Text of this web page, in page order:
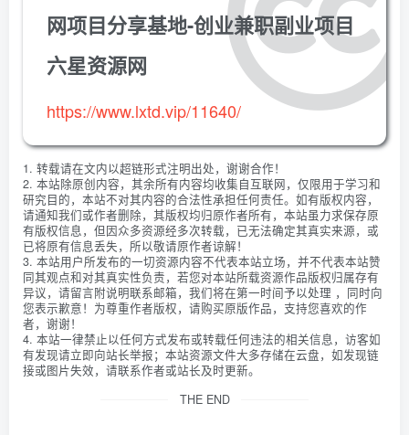
网项目分享基地-创业兼职副业项目
六星资源网
https://www.lxtd.vip/11640/
1. 转载请在文内以超链形式注明出处，谢谢合作！
2. 本站除原创内容，其余所有内容均收集自互联网，仅限用于学习和
研究目的，本站不对其内容的合法性承担任何责任。如有版权内容，
请通知我们或作者删除，其版权均归原作者所有，本站虽力求保存原
有版权信息，但因众多资源经多次转载，已无法确定其真实来源，或
已将原有信息丢失，所以敬请原作者谅解！
3. 本站用户所发布的一切资源内容不代表本站立场，并不代表本站赞
同其观点和对其真实性负责，若您对本站所载资源作品版权归属存有
异议，请留言附说明联系邮箱，我们将在第一时间予以处理 ，同时向
您表示歉意！为尊重作者版权，请购买原版作品，支持您喜欢的作
者，谢谢！
4. 本站一律禁止以任何方式发布或转载任何违法的相关信息，访客如
有发现请立即向站长举报；本站资源文件大多存储在云盘，如发现链
接或图片失效，请联系作者或站长及时更新。
THE END